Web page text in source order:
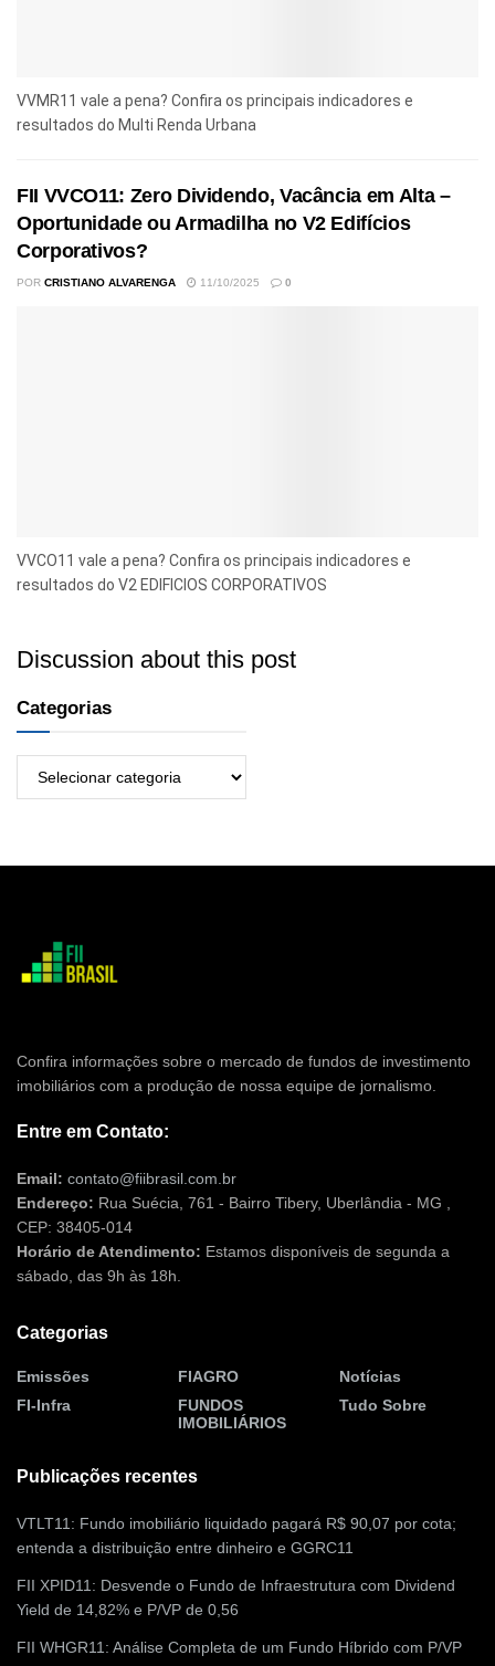
VVMR11 vale a pena? Confira os principais indicadores e
resultados do Multi Renda Urbana
FII VVCO11: Zero Dividendo, Vacância em Alta –
Oportunidade ou Armadilha no V2 Edifícios
Corporativos?
POR CRISTIANO ALVARENGA 11/10/2025 0
VVCO11 vale a pena? Confira os principais indicadores e
resultados do V2 EDIFICIOS CORPORATIVOS
Discussion about this post
Categorias
Confira informações sobre o mercado de fundos de investimento
imobiliários com a produção de nossa equipe de jornalismo.
Entre em Contato:
Email: contato@fiibrasil.com.br
Endereço: Rua Suécia, 761 - Bairro Tibery, Uberlândia - MG ,
CEP: 38405-014
Horário de Atendimento: Estamos disponíveis de segunda a
sábado, das 9h às 18h.
Categorias
Emissões
FI-Infra
FIAGRO
FUNDOS
IMOBILIÁRIOS
Notícias
Tudo Sobre
Publicações recentes
VTLT11: Fundo imobiliário liquidado pagará R$ 90,07 por cota;
entenda a distribuição entre dinheiro e GGRC11
FII XPID11: Desvende o Fundo de Infraestrutura com Dividend
Yield de 14,82% e P/VP de 0,56
FII WHGR11: Análise Completa de um Fundo Híbrido com P/VP